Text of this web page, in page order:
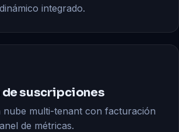
integrado.
de suscripciones
nube multi-tenant con facturación
de métricas.